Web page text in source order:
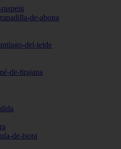
de-abona
del-teide
de-tirajana
de-isora